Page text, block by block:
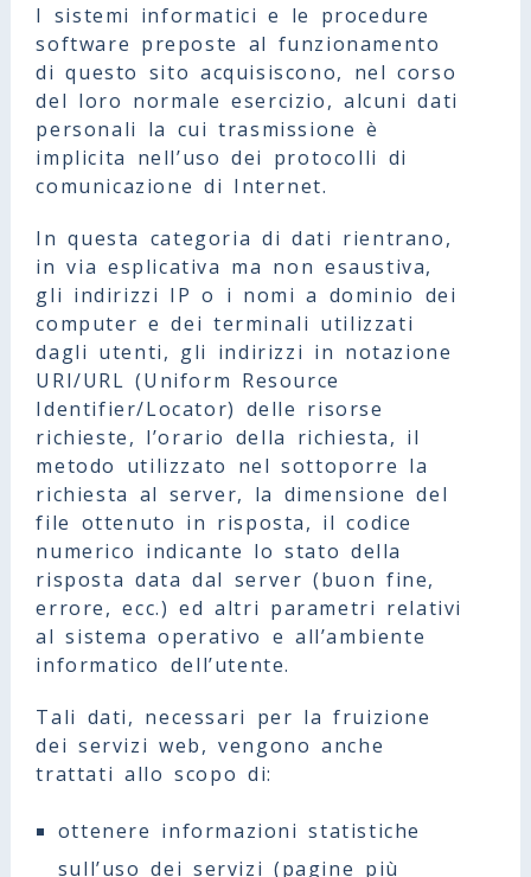
I sistemi informatici e le procedure
software preposte al funzionamento
di questo sito acquisiscono, nel corso
del loro normale esercizio, alcuni dati
personali la cui trasmissione è
implicita nell’uso dei protocolli di
comunicazione di Internet.
In questa categoria di dati rientrano,
in via esplicativa ma non esaustiva,
gli indirizzi IP o i nomi a dominio dei
computer e dei terminali utilizzati
dagli utenti, gli indirizzi in notazione
URI/URL (Uniform Resource
Identifier/Locator) delle risorse
richieste, l’orario della richiesta, il
metodo utilizzato nel sottoporre la
richiesta al server, la dimensione del
file ottenuto in risposta, il codice
numerico indicante lo stato della
risposta data dal server (buon fine,
errore, ecc.) ed altri parametri relativi
al sistema operativo e all’ambiente
informatico dell’utente.
Tali dati, necessari per la fruizione
dei servizi web, vengono anche
trattati allo scopo di:
ottenere informazioni statistiche
sull’uso dei servizi (pagine più